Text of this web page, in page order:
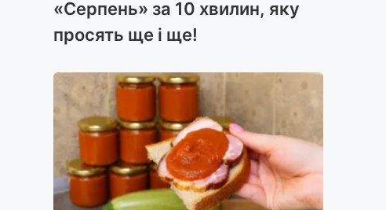
«Серпень» за 10 хвилин, яку
просять ще і ще!